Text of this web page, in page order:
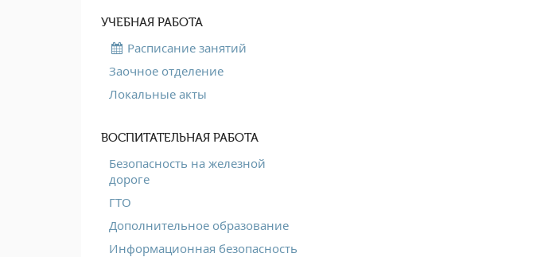
УЧЕБНАЯ РАБОТА
Расписание занятий
Заочное отделение
Локальные акты
ВОСПИТАТЕЛЬНАЯ РАБОТА
Безопасность на железной
дороге
ГТО
Дополнительное образование
Информационная безопасность